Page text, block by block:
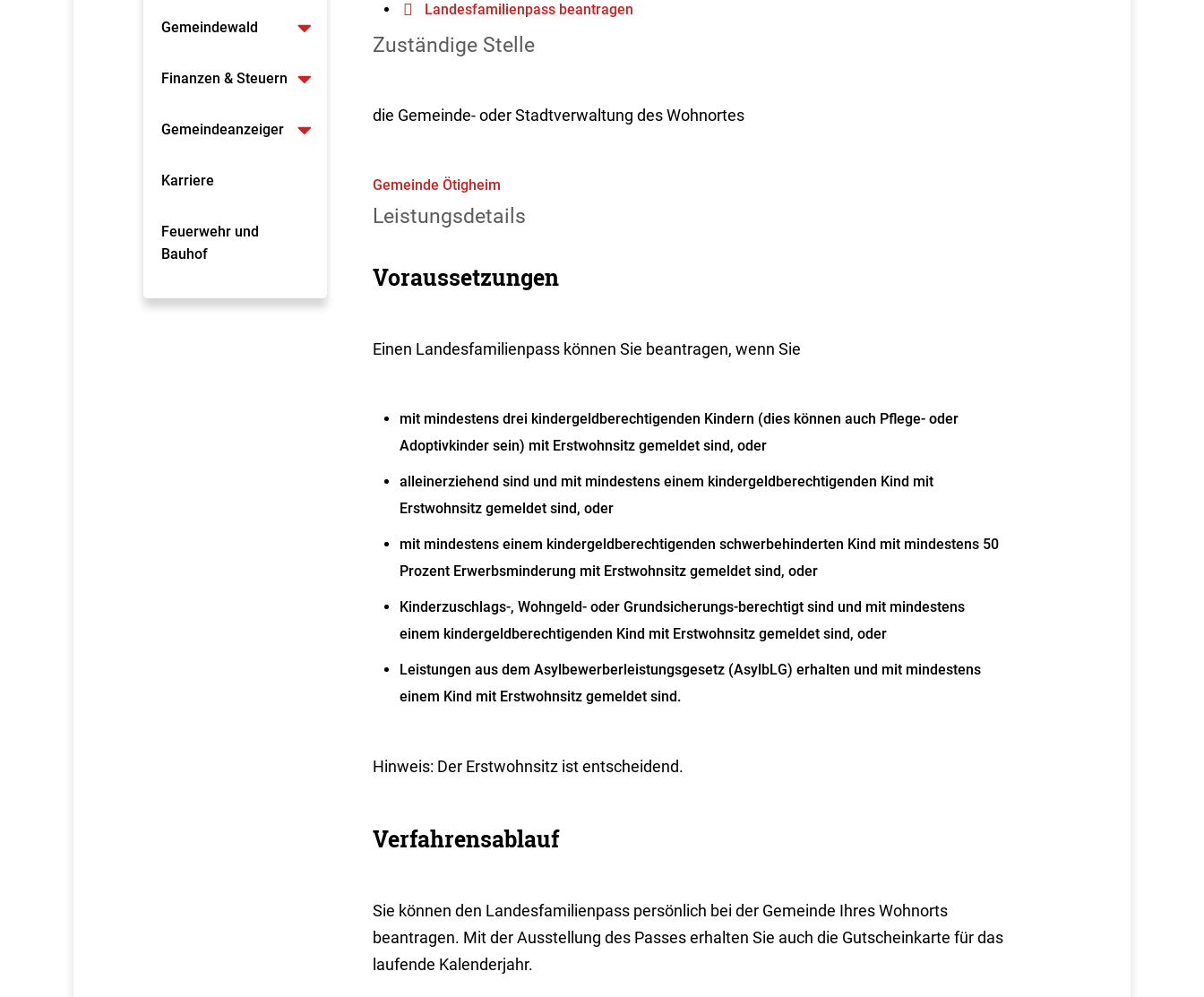
Gemeindewald
Finanzen & Steuern
Gemeindeanzeiger
Karriere
Feuerwehr und
Bauhof
Landesfamilienpass beantragen
Zuständige Stelle
die Gemeinde- oder Stadtverwaltung des Wohnortes
Gemeinde Ötigheim
Leistungsdetails
Voraussetzungen
Einen Landesfamilienpass können Sie beantragen, wenn Sie
mit mindestens drei kindergeldberechtigenden Kindern (dies können auch Pflege- oder
Adoptivkinder sein) mit Erstwohnsitz gemeldet sind, oder
alleinerziehend sind und mit mindestens einem kindergeldberechtigenden Kind mit
Erstwohnsitz gemeldet sind, oder
mit mindestens einem kindergeldberechtigenden schwerbehinderten Kind mit mindestens 50
Prozent Erwerbsminderung mit Erstwohnsitz gemeldet sind, oder
Kinderzuschlags-, Wohngeld- oder Grundsicherungs-berechtigt sind und mit mindestens
einem kindergeldberechtigenden Kind mit Erstwohnsitz gemeldet sind, oder
Leistungen aus dem Asylbewerberleistungsgesetz (AsylbLG) erhalten und mit mindestens
einem Kind mit Erstwohnsitz gemeldet sind.
Hinweis: Der Erstwohnsitz ist entscheidend.
Verfahrensablauf
Sie können den Landesfamilienpass persönlich bei der Gemeinde Ihres Wohnorts
beantragen. Mit der Ausstellung des Passes erhalten Sie auch die Gutscheinkarte für das
laufende Kalenderjahr.